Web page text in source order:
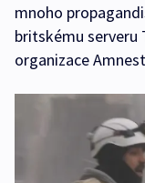
mnoho
britskému serveru
organizace